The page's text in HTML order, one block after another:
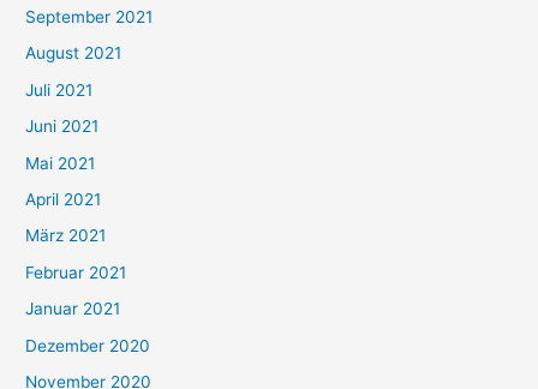
n
n
a
c
h
:
September 2021
August 2021
Juli 2021
Juni 2021
Mai 2021
April 2021
März 2021
Februar 2021
Januar 2021
Dezember 2020
November 2020